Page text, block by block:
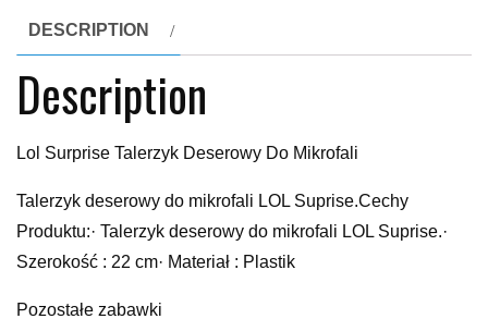
DESCRIPTION
Description
Lol Surprise Talerzyk Deserowy Do Mikrofali
Talerzyk deserowy do mikrofali LOL Suprise.Cechy
Produktu:· Talerzyk deserowy do mikrofali LOL Suprise.·
Szerokość : 22 cm· Materiał : Plastik
Pozostałe zabawki